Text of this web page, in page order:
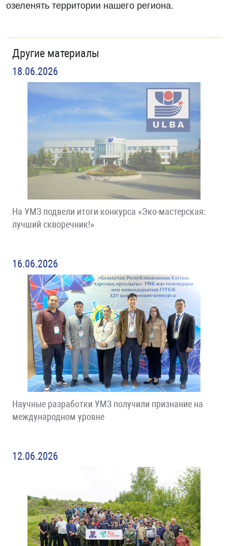
озеленять территории нашего региона.
Другие материалы
18.06.2026
На УМЗ подвели итоги конкурса «Эко-мастерская:
лучший скворечник!»
16.06.2026
Научные разработки УМЗ получили признание на
международном уровне
12.06.2026